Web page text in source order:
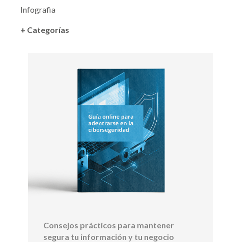
Infografia
+ Categorías
Consejos prácticos para mantener
segura tu información y tu negocio